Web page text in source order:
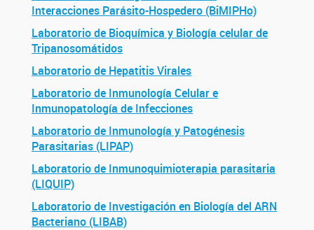
Interacciones Parásito-Hospedero (BiMIPHo)
Laboratorio de Bioquímica y Biología celular de
Tripanosomátidos
Laboratorio de Hepatitis Virales
Laboratorio de Inmunología Celular e
Inmunopatología de Infecciones
Laboratorio de Inmunología y Patogénesis
Parasitarias (LIPAP)
Laboratorio de Inmunoquimioterapia parasitaria
(LIQUIP)
Laboratorio de Investigación en Biología del ARN
Bacteriano (LIBAB)